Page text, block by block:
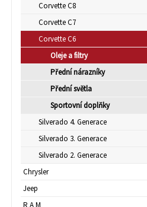
Corvette C8
Corvette C7
Corvette C6
Oleje a filtry
Přední nárazníky
Přední světla
Sportovní doplňky
Silverado 4. Generace
Silverado 3. Generace
Silverado 2. Generace
Chrysler
Jeep
R A M